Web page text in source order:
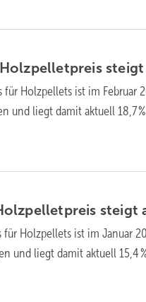
für Holz­pellets ist im Februar
und liegt da­mit ak­tu­ell 18,7
steigt
für Holz­pellets ist im Januar
und liegt da­mit ak­tu­ell 15,4